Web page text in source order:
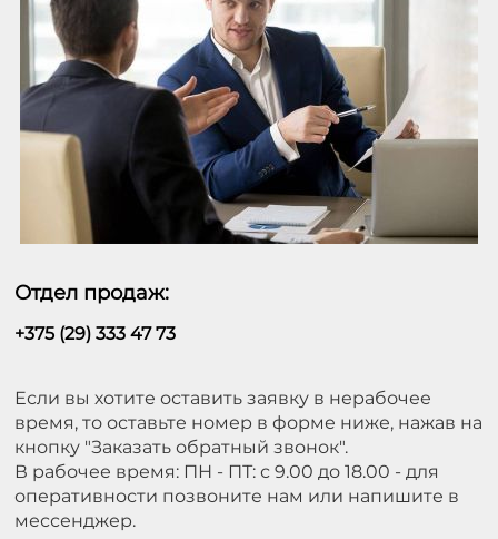
Отдел продаж:
+375 (29) 333 47 73
Если вы хотите оставить заявку в нерабочее
время, то оставьте номер в форме ниже, нажав на
кнопку "Заказать обратный звонок".
В рабочее время: ПН - ПТ: с 9.00 до 18.00 - для
оперативности позвоните нам или напишите в
мессенджер.